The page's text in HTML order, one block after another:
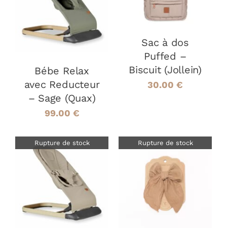
DÉTAILS
Bébe Relax
avec Reducteur
– Sage (Quax)
99.00 €
Sac à dos
Puffed –
Biscuit (Jollein)
30.00 €
Rupture de stock
DÉTAILS
Rupture de stock
DÉTAILS